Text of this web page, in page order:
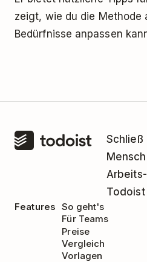
zeigt, wie du die Methode
Bedürfnisse anpassen
Schließ
Features So geht's
Für Teams
Preise
Vergleich
Vorlagen